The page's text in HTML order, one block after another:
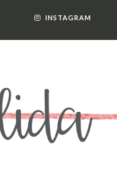
INSTAGRAM